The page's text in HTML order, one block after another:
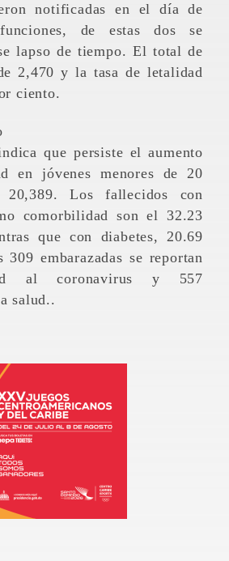
de estas dos se
lapso de tiempo. El total de
2,470 y la tasa de letalidad
ciento.
que persiste el aumento
en jóvenes menores de 20
Los fallecidos con
comorbilidad son el 32.23
que con diabetes, 20.69
embarazadas se reportan
al coronavirus y 557
salud..